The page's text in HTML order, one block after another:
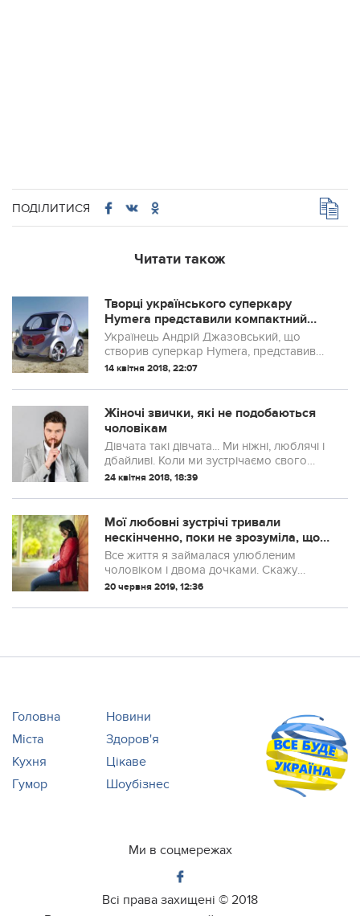
ПОДІЛИТИСЯ
Читати також
Творці українського суперкару
Hymera представили компактний
електромобіль (ФОТО)
Українець Андрій Джазовський, що
створив суперкар Hymera, представив
новий електромобіль, який вже через
Компактний міський електрокар Kugel
вироблятиметься...
14 квітня 2018, 22:07
Жіночі звички, які не подобаються
чоловікам
Дівчата такі дівчата... Ми ніжні, люблячі і
дбайливі. Коли ми зустрічаємо свого
чоловіка, ми робимо все для наших
в домі. Ми оточуємо чоловіка турб...
24 квітня 2018, 18:39
Мої любовні зустрічі тривали
нескінченно, поки не зрозуміла, що я
вaгiтна. У 55 років! Боже, як мені
соромно. Не знаю, де були мої очі і
розум, краще не питайте
Все життя я займалася улюбленим
чоловіком і двома дочками. Скажу
відразу – в шлюбі я пробула 30 років .
щастя я не отримала і любові тоже.
20 червня 2019, 12:36
Головна
Новини
Міста
Здоров'я
Кухня
Цікаве
Гумор
Шоубізнес
Ми в соцмережах
Всі права захищені © 2018